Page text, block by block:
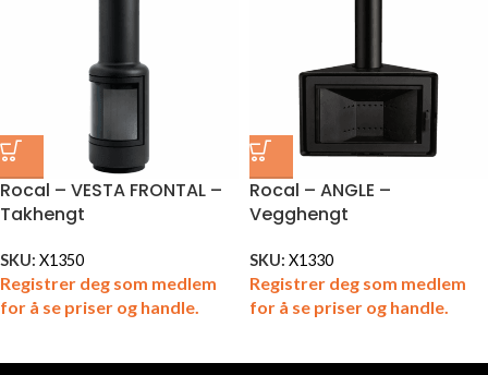
Rocal – VESTA FRONTAL –
Takhengt
SKU: X1350
Registrer deg som medlem
for å se priser og handle.
Rocal – ANGLE –
Vegghengt
SKU: X1330
Registrer deg som medlem
for å se priser og handle.